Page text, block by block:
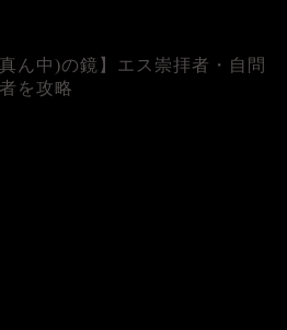
ん中)の鏡】エス崇拝者・自問
を攻略